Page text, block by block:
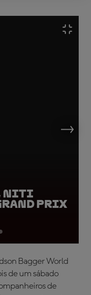
Niti
Prix
Bagger World
de um sábado
de